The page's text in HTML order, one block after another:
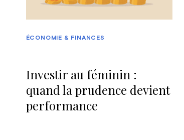
Investir au féminin :
quand la prudence devient
performance
ÉCONOMIE & FINANCES